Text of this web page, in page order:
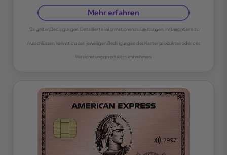
Mehr erfahren
*Es gelten Bedingungen. Detaillierte Informationen zu Leistungen, insbesondere zu
Ausschlüssen, kannst du den jeweiligen Bedingungen des Kartenproduktes oder des
Versicherungsproduktes entnehmen.